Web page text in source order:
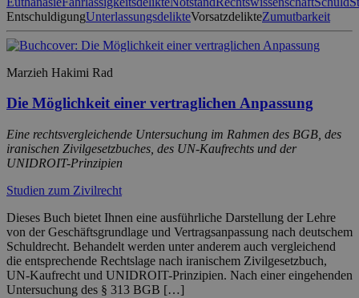
EntschuldigungUnterlassungsdelikteVorsatzdelikteZumutbarkeit
Marzieh Hakimi Rad
Die Möglichkeit einer vertraglichen Anpassung
Eine rechtsvergleichende Untersuchung im Rahmen des BGB, des
iranischen Zivilgesetzbuches, des UN-Kaufrechts und der
UNIDROIT-Prinzipien
Studien zum Zivilrecht
Dieses Buch bietet Ihnen eine ausführliche Darstellung der Lehre
von der Geschäftsgrundlage und Vertragsanpassung nach deutschem
Schuldrecht. Behandelt werden unter anderem auch vergleichend
die entsprechende Rechtslage nach iranischem Zivilgesetzbuch,
UN-Kaufrecht und UNIDROIT-Prinzipien. Nach einer eingehenden
Untersuchung des § 313 BGB […]